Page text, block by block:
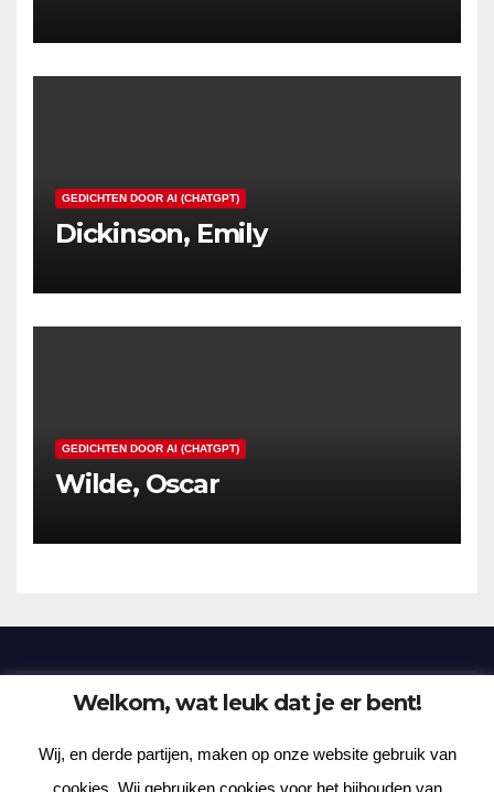
GEDICHTEN DOOR AI (CHATGPT)
Dickinson, Emily
GEDICHTEN DOOR AI (CHATGPT)
Wilde, Oscar
Frenzy Plantation
Korte verhalen, kortere gedichten, lange gedachten
Welkom, wat leuk dat je er bent!
Wij, en derde partijen, maken op onze website gebruik van
cookies. Wij gebruiken cookies voor het bijhouden van